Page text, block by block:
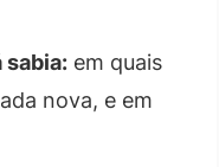
sabia: em quais
nova, e em